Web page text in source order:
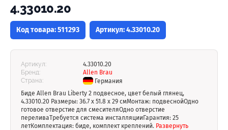
4.33010.20
Код товара: 511293 Артикул: 4.33010.20
Артикул:
4.33010.20
Бренд:
Allen Brau
Страна:
Германия
Биде Allen Brau Liberty 2 подвесное, цвет белый глянец,
4.33010.20 Размеры: 36.7 х 51.8 х 29 смМонтаж: подвеснойОдно
готовое отверстие для смесителяОдно отверстие
переливаТребуется система инсталляцииГарантия: 25
летКомплектация: биде, комплект креплений. Развернуть